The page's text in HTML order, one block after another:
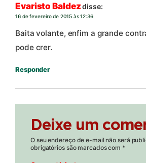
Evaristo Baldez disse:
16 de fevereiro de 2015 às 12:36
Baita volante, enfim a grande
pode crer.
Responder
Deixe um
O seu endereço de e-mail não será
obrigatórios são marcados com *